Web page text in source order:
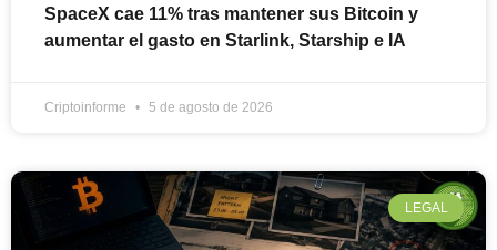
SpaceX cae 11% tras mantener sus Bitcoin y
aumentar el gasto en Starlink, Starship e IA
Criptoinforme 5 de agosto de 2026
LEGAL